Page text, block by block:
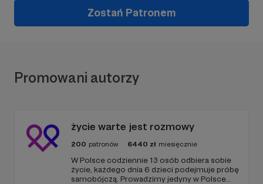
Zostań Patronem
Promowani autorzy
życie warte jest rozmowy
200 patronów 6440 zł miesięcznie
W Polsce codziennie 13 osób odbiera sobie
życie, każdego dnia 6 dzieci podejmuje próbę
samobójczą. Prowadzimy jedyny w Polsce